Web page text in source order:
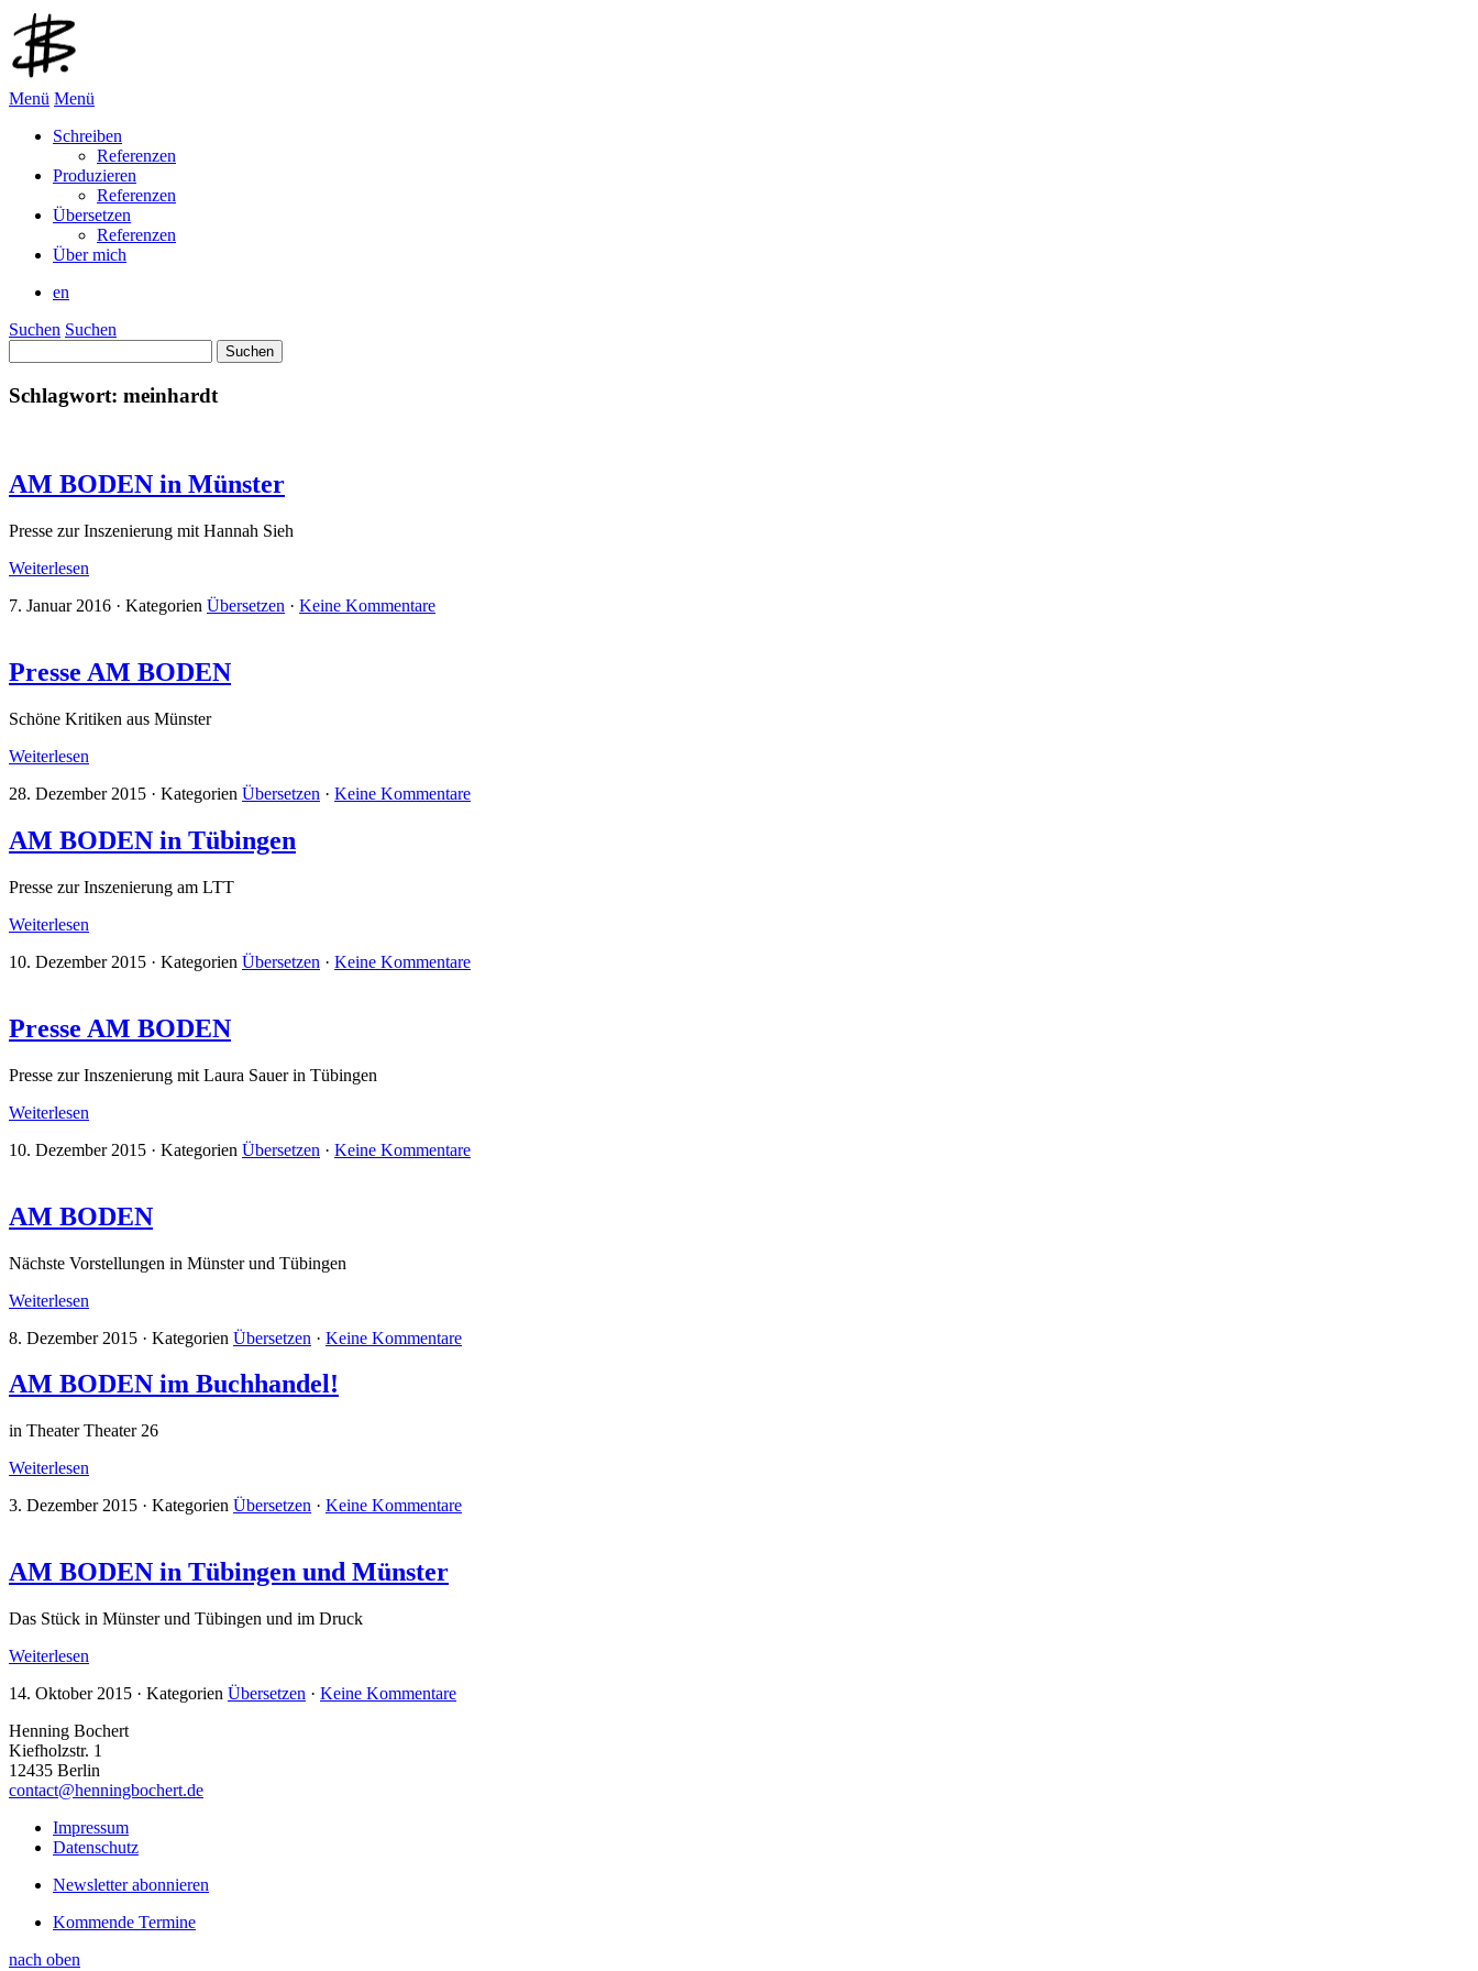
Menü Menü
Schreiben
Referenzen
Produzieren
Referenzen
Übersetzen
Referenzen
Über mich
en
Suchen Suchen
nach:
Schlagwort: meinhardt
AM BODEN in Münster
Presse zur Inszenierung mit Hannah Sieh
Weiterlesen
7. Januar 2016 · Kategorien Übersetzen · Keine Kommentare
Presse AM BODEN
Schöne Kritiken aus Münster
Weiterlesen
28. Dezember 2015 · Kategorien Übersetzen · Keine Kommentare
AM BODEN in Tübingen
Presse zur Inszenierung am LTT
Weiterlesen
10. Dezember 2015 · Kategorien Übersetzen · Keine Kommentare
Presse AM BODEN
Presse zur Inszenierung mit Laura Sauer in Tübingen
Weiterlesen
10. Dezember 2015 · Kategorien Übersetzen · Keine Kommentare
AM BODEN
Nächste Vorstellungen in Münster und Tübingen
Weiterlesen
8. Dezember 2015 · Kategorien Übersetzen · Keine Kommentare
AM BODEN im Buchhandel!
in Theater Theater 26
Weiterlesen
3. Dezember 2015 · Kategorien Übersetzen · Keine Kommentare
AM BODEN in Tübingen und Münster
Das Stück in Münster und Tübingen und im Druck
Weiterlesen
14. Oktober 2015 · Kategorien Übersetzen · Keine Kommentare
Henning Bochert
Kiefholzstr. 1
12435 Berlin
contact@henningbochert.de
Impressum
Datenschutz
Newsletter abonnieren
Kommende Termine
nach oben